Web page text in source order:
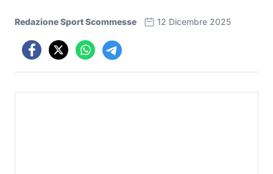
Redazione Sport Scommesse 12 Dicembre 2025